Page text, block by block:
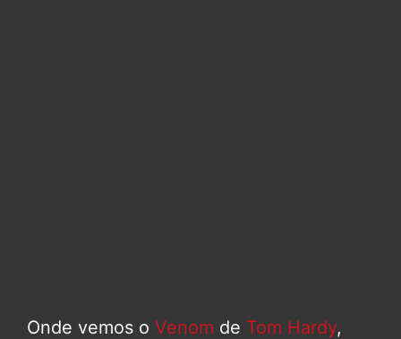
Onde vemos o Venom de Tom Hardy,